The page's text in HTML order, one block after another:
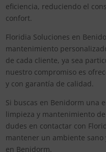
eficiencia, reduciendo el
confort.
Floridia Soluciones en
mantenimiento
de cada cliente, ya sea
nuestro compromiso es
y con garantía de calidad.
Si buscas en Benidorm una
limpieza y mantenimiento
dudes en contactar con
mantener un ambiente
en Benidorm.